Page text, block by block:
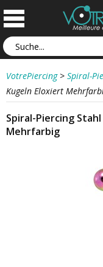
VotrePiercing > Spiral-
Kugeln Eloxiert
Spiral-Piercing
Mehrfarbig